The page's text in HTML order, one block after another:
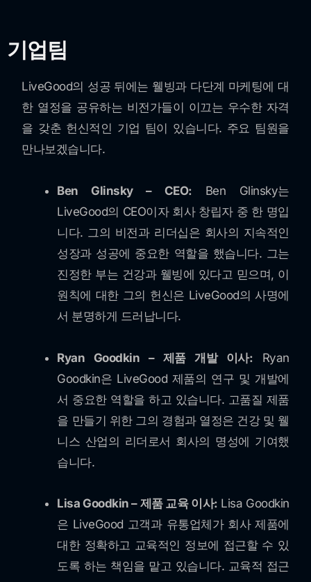
기업팀
LiveGood의 성공 뒤에는 웰빙과 다단계 마케팅에 대
한 열정을 공유하는 비전가들이 이끄는 우수한 자격
을 갖춘 헌신적인 기업 팀이 있습니다. 주요 팀원을
만나보겠습니다.
Ben Glinsky – CEO: Ben Glinsky는
LiveGood의 CEO이자 회사 창립자 중 한 명입
니다. 그의 비전과 리더십은 회사의 지속적인
성장과 성공에 중요한 역할을 했습니다. 그는
진정한 부는 건강과 웰빙에 있다고 믿으며, 이
원칙에 대한 그의 헌신은 LiveGood의 사명에
서 분명하게 드러납니다.
Ryan Goodkin – 제품 개발 이사: Ryan
Goodkin은 LiveGood 제품의 연구 및 개발에
서 중요한 역할을 하고 있습니다. 고품질 제품
을 만들기 위한 그의 경험과 열정은 건강 및 웰
니스 산업의 리더로서 회사의 명성에 기여했
습니다.
Lisa Goodkin – 제품 교육 이사: Lisa Goodkin
은 LiveGood 고객과 유통업체가 회사 제품에
대한 정확하고 교육적인 정보에 접근할 수 있
도록 하는 책임을 맡고 있습니다. 교육적 접근